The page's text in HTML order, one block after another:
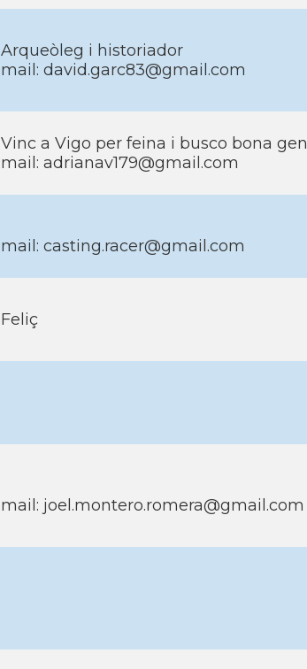
Arqueòleg i historiador
mail: david.garc83@gmail.com
Vinc a Vigo per feina i busco bona
mail: adrianav179@gmail.com
mail: casting.racer@gmail.com
Feliç
mail: joel.montero.romera@gmail.com